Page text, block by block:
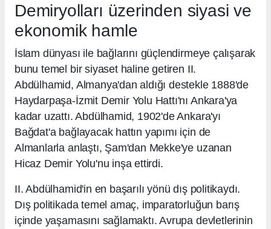
Demiryolları üzerinden siyasi ve
ekonomik hamle
İslam dünyası ile bağlarını güçlendirmeye çalışarak
bunu temel bir siyaset haline getiren II.
Abdülhamid, Almanya'dan aldığı destekle 1888'de
Haydarpaşa-İzmit Demir Yolu Hattı'nı Ankara'ya
kadar uzattı. Abdülhamid, 1902'de Ankara'yı
Bağdat'a bağlayacak hattın yapımı için de
Almanlarla anlaştı, Şam'dan Mekke'ye uzanan
Hicaz Demir Yolu'nu inşa ettirdi.
II. Abdülhamid'in en başarılı yönü dış politikaydı.
Dış politikada temel amaç, imparatorluğun barış
içinde yaşamasını sağlamaktı. Avrupa devletlerinin